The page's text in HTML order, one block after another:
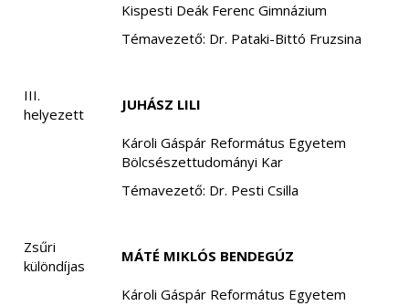
Kispesti Deák Ferenc Gimnázium
Témavezető: Dr. Pataki-Bittó Fruzsina
III.
helyezett
JUHÁSZ LILI
Károli Gáspár Református Egyetem
Bölcsészettudományi Kar
Témavezető: Dr. Pesti Csilla
Zsűri
különdíjas
MÁTÉ MIKLÓS BENDEGÚZ
Károli Gáspár Református Egyetem